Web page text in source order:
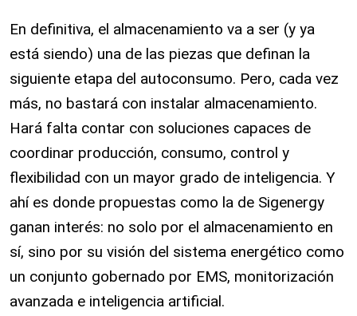
En definitiva, el almacenamiento va a ser (y ya
está siendo) una de las piezas que definan la
siguiente etapa del autoconsumo. Pero, cada vez
más, no bastará con instalar almacenamiento.
Hará falta contar con soluciones capaces de
coordinar producción, consumo, control y
flexibilidad con un mayor grado de inteligencia. Y
ahí es donde propuestas como la de Sigenergy
ganan interés: no solo por el almacenamiento en
sí, sino por su visión del sistema energético como
un conjunto gobernado por EMS, monitorización
avanzada e inteligencia artificial.